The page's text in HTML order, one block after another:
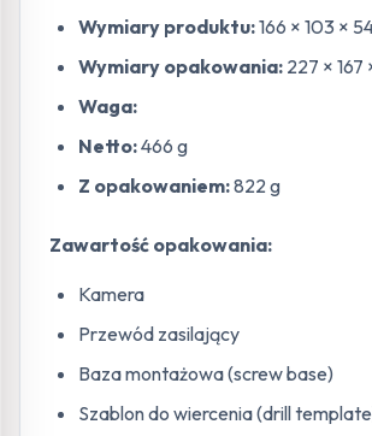
Wymiary produktu:166 × 103 ×
Wymiary opakowania: 227 × 167
Waga:
Netto:466 g
Z opakowaniem:822 g
Zawartość opakowania:
Kamera
Przewód zasilający
Baza montażowa (screw base)
Szablon do wiercenia (drill